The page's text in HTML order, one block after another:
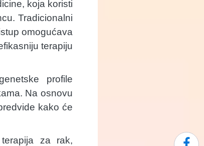
koja koristi
Tradicionalni
omogućava
terapiju
profile
Na osnovu
kako će
za rak,